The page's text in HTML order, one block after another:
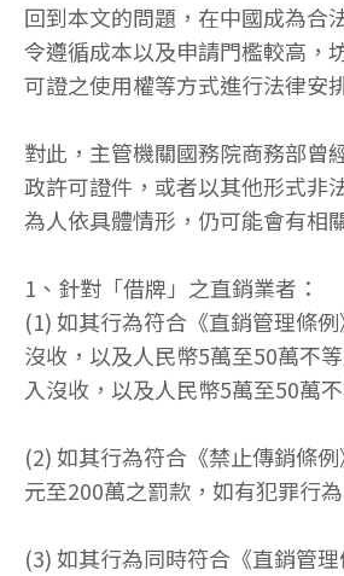
回到本文的問題，在中國成為合
令遵循成本以及申請門檻較高，
可證之使用權等方式進行法律安
對此，主管機關國務院商務部曾
政許可證件，或者以其他形式非
為人依具體情形，仍可能會有相
1、針對「借牌」之直銷業者：
(1) 如其行為符合《直銷管理條
沒收，以及人民幣5萬至50萬不
入沒收，以及人民幣5萬至50萬
(2) 如其行為符合《禁止傳銷條
元至200萬之罰款，如有犯罪行
(3) 如其行為同時符合《直銷管